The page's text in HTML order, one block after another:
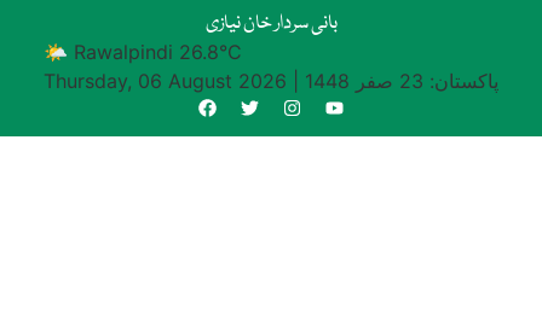
بانی سردار خان نیازی
🌤 Rawalpindi 26.8°C
Thursday, 06 August 2026
پاکستان: 23 صفر 1448